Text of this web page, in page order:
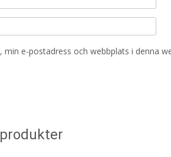
min e-postadress och webbplats i denna